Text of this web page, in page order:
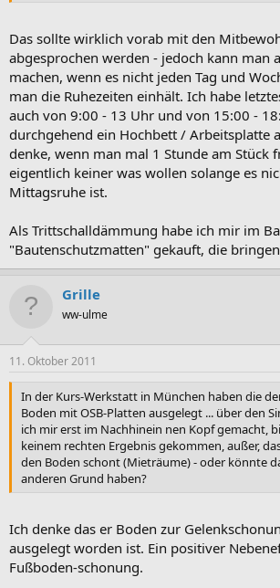
Das sollte wirklich vorab mit den
abgesprochen werden - jedoch kann man
machen, wenn es nicht jeden Tag und
man die Ruhezeiten einhält. Ich habe
auch von 9:00 - 13 Uhr und von 15:00 -
durchgehend ein Hochbett / Arbeitsplatte
denke, wenn man mal 1 Stunde am Stück
eigentlich keiner was wollen solange es
Mittagsruhe ist.
Als Trittschalldämmung habe ich mir im
"Bautenschutzmatten" gekauft, die
Grille
ww-ulme
11. Oktober 2011
In der Kurs-Werkstatt in München haben die
Boden mit OSB-Platten ausgelegt ... über den
ich mir erst im Nachhinein nen Kopf gemacht,
keinem rechten Ergebnis gekommen, außer,
den Boden schont (Mieträume) - oder könnte
anderen Grund haben?
Ich denke das er Boden zur
ausgelegt worden ist. Ein positiver
Fußboden-schonung.